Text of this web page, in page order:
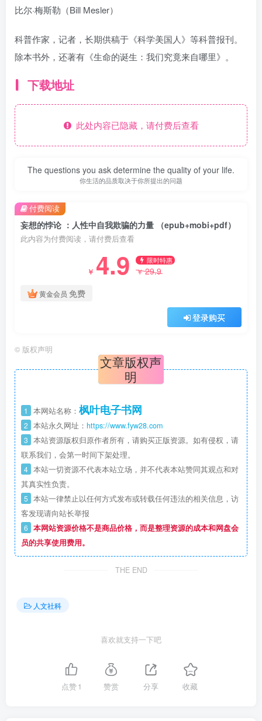
比尔·梅斯勒（Bill Mesler）
科普作家，记者，长期供稿于《科学美国人》等科普报刊。
除本书外，还著有《生命的诞生：我们究竟来自哪里》。
下载地址
此处内容已隐藏，请付费后查看
The questions you ask determine the quality of your life.
你生活的品质取决于你所提出的问题
妄想的悖论 ：人性中自我欺骗的力量 （epub+mobi+pdf）
此内容为付费阅读，请付费后查看
￥ 4.9 限时特惠
￥29.9
黄金会员 免费
登录购买
付费阅读
© 版权声明
文章版权声
明
1 本网站名称： 枫叶电子书网
2 本站永久网址： https://www.fyw28.com
3 本站资源版权归原作者所有，请购买正版资源。如有侵权，请
联系我们，会第一时间下架处理。
4 本站一切资源不代表本站立场，并不代表本站赞同其观点和对
其真实性负责。
5 本站一律禁止以任何方式发布或转载任何违法的相关信息，访
客发现请向站长举报
6 本网站资源价格不是商品价格，而是整理资源的成本和网盘会
员的共享使用费用。
THE END
人文社科
喜欢就支持一下吧
点赞1 赞赏 分享 收藏